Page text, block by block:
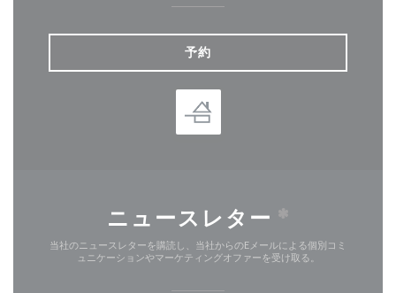
予約
ニュースレター *
当社のニュースレターを購読し、当社からのEメールによる個別コミ
ュニケーションやマーケティングオファーを受け取る。